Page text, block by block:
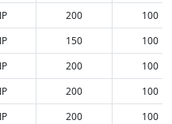
200
100
150
100
200
100
200
100
200
100